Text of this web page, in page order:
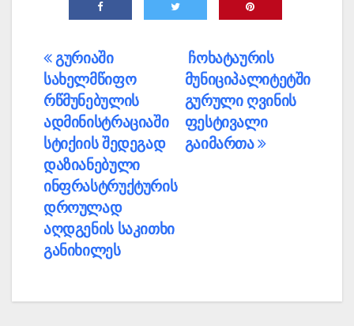
პოსტის
ნავიგაცია
ჩოხატაურის
მუნიციპალიტეტში
გურული ღვინის
ფესტივალი
გაიმართა
გურიაში
სახელმწიფო
რწმუნებულის
ადმინისტრაციაში
სტიქიის შედეგად
დაზიანებული
ინფრასტრუქტურის
დროულად
აღდგენის საკითხი
განიხილეს